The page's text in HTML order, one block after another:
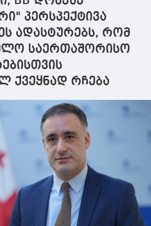
პერსპექტივა
ეს ადასტურებს, რომ
საერთაშორისო
ქვეყნად რჩება